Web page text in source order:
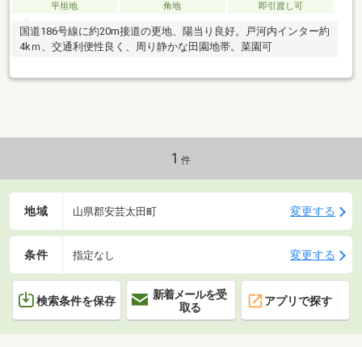
平坦地
角地 即引渡し可
国道186号線に約20m接道の更地、陽当り良好。戸河内インター約
4kｍ、交通利便性良く、周り静かな田園地帯。菜園可
1 件
地域 山県郡安芸太田町 変更する
条件 指定なし 変更する
検索条件を保存
新着メールを受
取る
アプリで探す